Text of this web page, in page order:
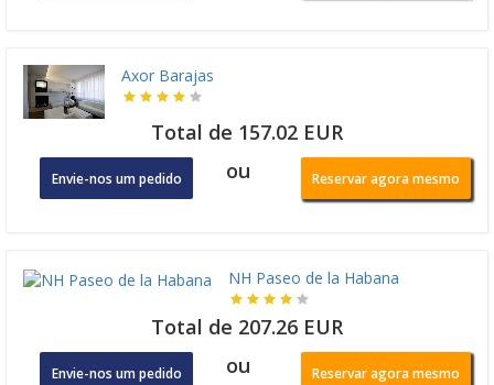
Axor Barajas
Total de 157.02 EUR
Envie-nos um pedido ou Reservar agora mesmo
NH Paseo de la Habana
Total de 207.26 EUR
Envie-nos um pedido ou Reservar agora mesmo